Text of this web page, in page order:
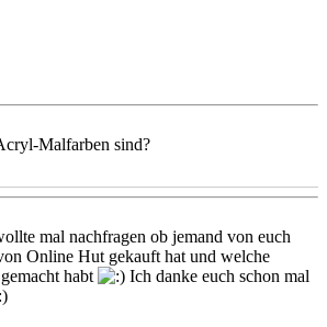
Malfarben sind?
mal nachfragen ob jemand von euch
Online Hut gekauft hat und welche
habt
Ich danke euch schon mal